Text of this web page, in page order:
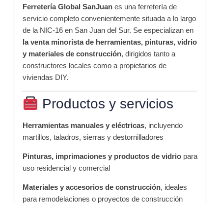
Ferretería Global SanJuan es una ferretería de
servicio completo convenientemente situada a lo largo
de la NIC-16 en San Juan del Sur. Se especializan en
la venta minorista de herramientas, pinturas, vidrio
y materiales de construcción, dirigidos tanto a
constructores locales como a propietarios de
viviendas DIY.
Productos y servicios
Herramientas manuales y eléctricas, incluyendo
martillos, taladros, sierras y destornilladores
Pinturas, imprimaciones y productos de vidrio para
uso residencial y comercial
Materiales y accesorios de construcción, ideales
para remodelaciones o proyectos de construcción